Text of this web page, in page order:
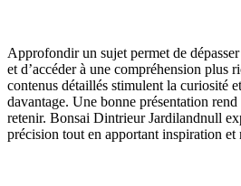
Approfondir un sujet permet de
et d’accéder à une compréhension plus
contenus détaillés stimulent la curiosité
davantage. Une bonne présentation
retenir. Bonsai Dintrieur Jardilandnull
précision tout en apportant inspiration et